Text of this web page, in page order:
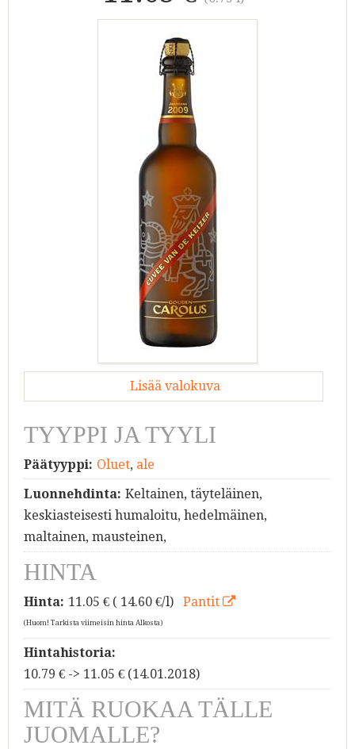
Lisää valokuva
TYYPPI JA TYYLI
Päätyyppi: Oluet, ale
Luonnehdinta: Keltainen, täyteläinen,
keskiasteisesti humaloitu, hedelmäinen,
maltainen, mausteinen,
HINTA
Hinta: 11.05 € ( 14.60 €/l) Pantit
(Huom! Tarkista viimeisin hinta Alkosta)
Hintahistoria:
10.79 € -> 11.05 € (14.01.2018)
MITÄ RUOKAA TÄLLE
JUOMALLE?